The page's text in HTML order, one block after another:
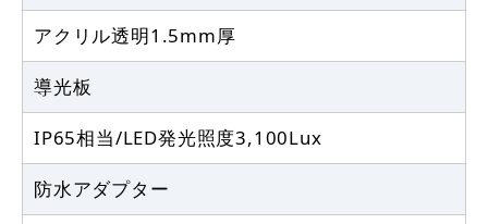
アクリル透明1.5mm厚
導光板
IP65相当/LED発光照度3,100Lux
防水アダプター